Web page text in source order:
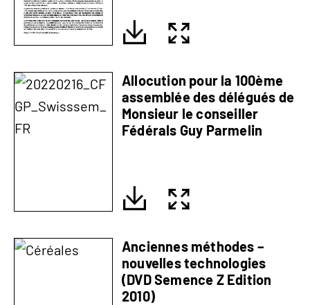
Allocution pour la 100ème
assemblée des délégués de
Monsieur le conseiller
Fédérals Guy Parmelin
Anciennes méthodes –
nouvelles technologies
(DVD Semence Z Edition
2010)